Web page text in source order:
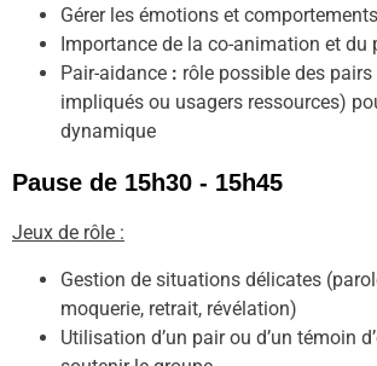
Gérer les émotions et
Importance de la co-animation et du
Pair-aidance : rôle possible des pairs
impliqués ou usagers ressources)
dynamique
Pause de 15h30 - 15h45
Jeux de rôle :
Gestion de situations délicates
moquerie, retrait, révélation)
Utilisation d’un pair ou d’un témoin